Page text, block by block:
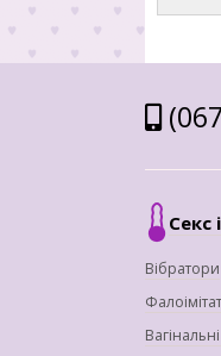
Секс
Вібратори